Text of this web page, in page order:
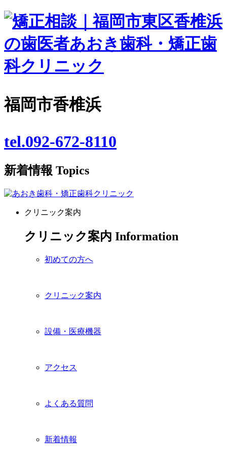
福岡市香椎浜
tel.092-672-8110
新着情報 Topics
クリニック案内
クリニック案内 Information
初めての方へ
クリニック案内
設備・医療機器
アクセス
よくある質問
新着情報